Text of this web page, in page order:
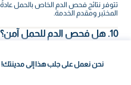
نحن نعمل على جلب هذا إلى مدينتك!
المختبر ومقدم الخدمة.
10. هل فحص الدم للحمل آمن؟
ويُستخدم على نطاق واسع في جميع أنحاء
لمزيد من الاطمئنان على صحة الجنين